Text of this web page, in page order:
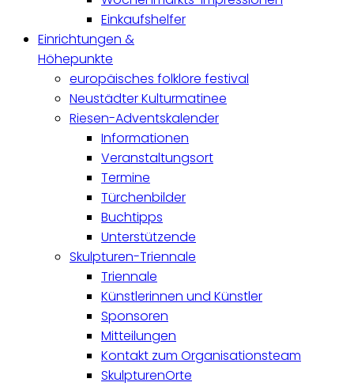
Einkaufshelfer
Einrichtungen &
Höhepunkte
europäisches folklore festival
Neustädter Kulturmatinee
Riesen-Adventskalender
Informationen
Veranstaltungsort
Termine
Türchenbilder
Buchtipps
Unterstützende
Skulpturen-Triennale
Triennale
Künstlerinnen und Künstler
Sponsoren
Mitteilungen
Kontakt zum Organisationsteam
SkulpturenOrte